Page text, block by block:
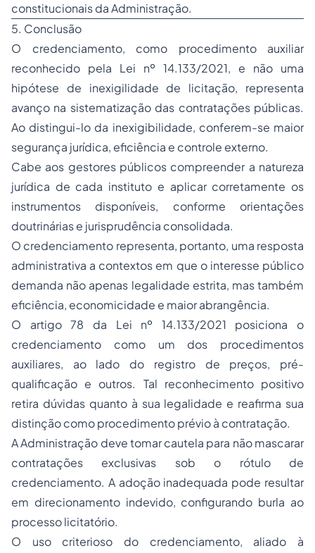
constitucionais da Administração.
5. Conclusão
O credenciamento, como procedimento auxiliar
reconhecido pela Lei nº 14.133/2021, e não uma
hipótese de inexigilidade de licitação, representa
avanço na sistematização das contratações públicas.
Ao distingui-lo da inexigibilidade, conferem-se maior
segurança jurídica, eficiência e controle externo.
Cabe aos gestores públicos compreender a natureza
jurídica de cada instituto e aplicar corretamente os
instrumentos disponíveis, conforme orientações
doutrinárias e jurisprudência consolidada.
O credenciamento representa, portanto, uma resposta
administrativa a contextos em que o interesse público
demanda não apenas legalidade estrita, mas também
eficiência, economicidade e maior abrangência.
O artigo 78 da Lei nº 14.133/2021 posiciona o
credenciamento como um dos procedimentos
auxiliares, ao lado do registro de preços, pré-
qualificação e outros. Tal reconhecimento positivo
retira dúvidas quanto à sua legalidade e reafirma sua
distinção como procedimento prévio à contratação.
A Administração deve tomar cautela para não mascarar
contratações exclusivas sob o rótulo de
credenciamento. A adoção inadequada pode resultar
em direcionamento indevido, configurando burla ao
processo licitatório.
O uso criterioso do credenciamento, aliado à